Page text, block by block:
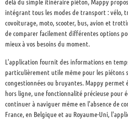
intégrant tous les modes de transport : vélo,
covoiturage, moto, scooter, bus, avion et
de comparer facilement différentes options
mieux à vos besoins du moment.
L'application fournit des informations en
particulièrement utile même pour les piétons
congestionnées ou bruyantes. Mappy permet
hors ligne, une fonctionnalité précieuse pour
continuer à naviguer même en l'absence de
France, en Belgique et au Royaume-Uni,